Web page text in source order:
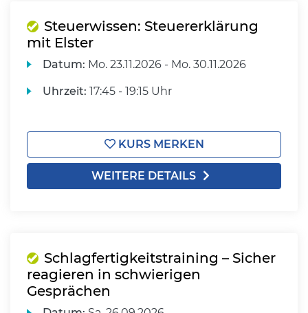
Steuerwissen: Steuererklärung
mit Elster
Datum: Mo. 23.11.2026 - Mo. 30.11.2026
Uhrzeit: 17:45 - 19:15 Uhr
KURS MERKEN
WEITERE DETAILS
Schlagfertigkeitstraining – Sicher
reagieren in schwierigen
Gesprächen